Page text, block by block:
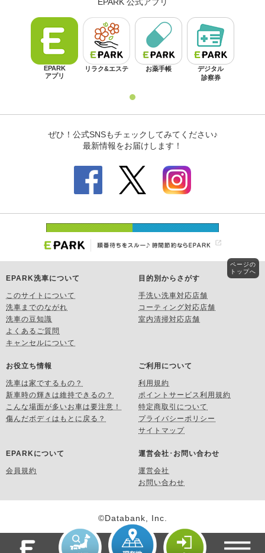
EPARK洗車について
このサイトについて
洗車までのながれ
洗車の豆知識
よくあるご質問
キャンセルについて
目的別からさがす
手洗い洗車対応店舗
コーティング対応店舗
室内清掃対応店舗
お役立ち情報
洗車は家でするもの？
新車時の輝きは維持できるの？
こんな場面が多いお車は要注意！
傷んだボディはもとに戻る？
ご利用について
利用規約
ポイントサービス利用規約
特定商取引について
プライバシーポリシー
サイトマップ
EPARKについて
会員規約
運営会社･お問い合わせ
運営会社
お問い合わせ
©Databank, Inc.
ページの
トップへ